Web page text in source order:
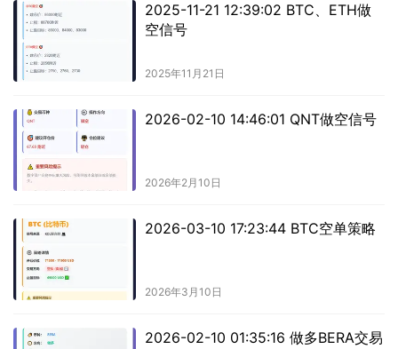
2025-11-21 12:39:02 BTC、ETH做
空信号
2025年11月21日
2026-02-10 14:46:01 QNT做空信号
2026年2月10日
2026-03-10 17:23:44 BTC空单策略
2026年3月10日
2026-02-10 01:35:16 做多BERA交易